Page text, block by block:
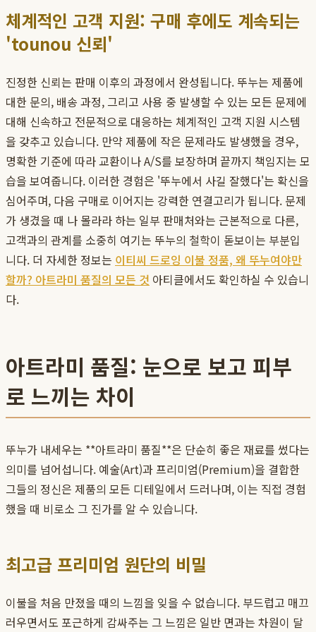
체계적인 고객 지원: 구매 후에도 계속되는
'tounou 신뢰'
진정한 신뢰는 판매 이후의 과정에서 완성됩니다. 뚜누는 제품에
대한 문의, 배송 과정, 그리고 사용 중 발생할 수 있는 모든 문제에
대해 신속하고 전문적으로 대응하는 체계적인 고객 지원 시스템
을 갖추고 있습니다. 만약 제품에 작은 문제라도 발생했을 경우,
명확한 기준에 따라 교환이나 A/S를 보장하며 끝까지 책임지는 모
습을 보여줍니다. 이러한 경험은 '뚜누에서 사길 잘했다'는 확신을
심어주며, 다음 구매로 이어지는 강력한 연결고리가 됩니다. 문제
가 생겼을 때 나 몰라라 하는 일부 판매처와는 근본적으로 다른,
고객과의 관계를 소중히 여기는 뚜누의 철학이 돋보이는 부분입
니다. 더 자세한 정보는 이티씨 드로잉 이불 정품, 왜 뚜누여야만
할까? 아트라미 품질의 모든 것 아티클에서도 확인하실 수 있습니
다.
아트라미 품질: 눈으로 보고 피부
로 느끼는 차이
뚜누가 내세우는 **아트라미 품질**은 단순히 좋은 재료를 썼다는
의미를 넘어섭니다. 예술(Art)과 프리미엄(Premium)을 결합한
그들의 정신은 제품의 모든 디테일에서 드러나며, 이는 직접 경험
했을 때 비로소 그 진가를 알 수 있습니다.
최고급 프리미엄 원단의 비밀
이불을 처음 만졌을 때의 느낌을 잊을 수 없습니다. 부드럽고 매끄
러우면서도 포근하게 감싸주는 그 느낌은 일반 면과는 차원이 달